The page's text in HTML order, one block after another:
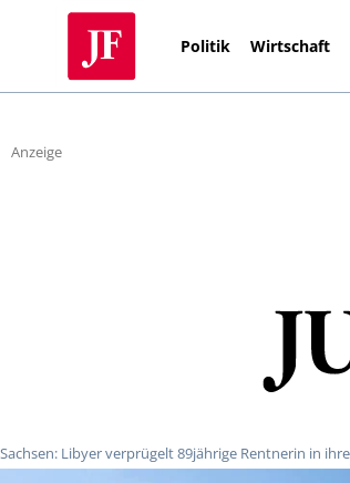
Politik Wirtschaft
Anzeige
Sachsen: Libyer verprügelt 89jährige Rentnerin in